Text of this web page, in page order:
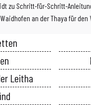
zu Schritt-für-Schritt-
an der Thaya für den
Leitha